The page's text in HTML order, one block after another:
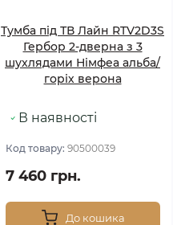
Тумба під ТВ Лайн RTV2D3S
Гербор 2-дверна з 3
шухлядами Німфеа альба/
горіх верона
В наявності
Код товару: 90500039
7 460 грн.
До кошика